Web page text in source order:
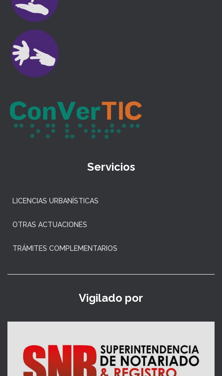
Servicios
LICENCIAS URBANÍSTICAS
OTRAS ACTUACIONES
TRÁMITES COMPLEMENTARIOS
Vigilado por